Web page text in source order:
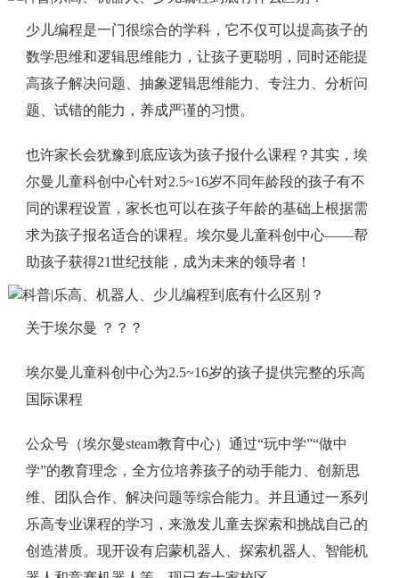
少儿编程是一门很综合的学科，它不仅可以提高孩子的
数学思维和逻辑思维能力，让孩子更聪明，同时还能提
高孩子解决问题、抽象逻辑思维能力、专注力、分析问
题、试错的能力，养成严谨的习惯。
也许家长会犹豫到底应该为孩子报什么课程？其实，埃
尔曼儿童科创中心针对2.5~16岁不同年龄段的孩子有不
同的课程设置，家长也可以在孩子年龄的基础上根据需
求为孩子报名适合的课程。埃尔曼儿童科创中心——帮
助孩子获得21世纪技能，成为未来的领导者！
关于埃尔曼 ？？？
埃尔曼儿童科创中心为2.5~16岁的孩子提供完整的乐高
国际课程
公众号（埃尔曼steam教育中心）通过“玩中学”“做中
学”的教育理念，全方位培养孩子的动手能力、创新思
维、团队合作、解决问题等综合能力。并且通过一系列
乐高专业课程的学习，来激发儿童去探索和挑战自己的
创造潜质。现开设有启蒙机器人、探索机器人、智能机